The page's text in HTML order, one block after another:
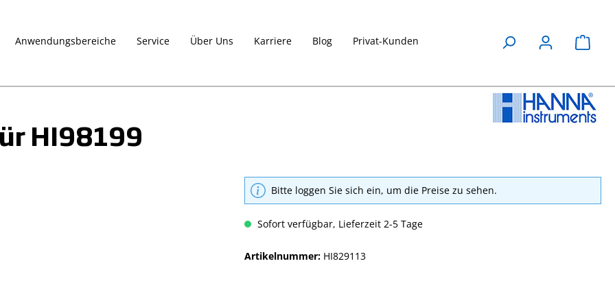
Anwendungsbereiche Service Über Uns Karriere Blog Privat-Kunden
HI98199
Bitte loggen Sie sich ein, um die Preise zu sehen.
Sofort verfügbar, Lieferzeit 2-5 Tage
Artikelnummer: HI829113